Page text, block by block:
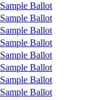
Sample Ballot
Sample Ballot
Sample Ballot
Sample Ballot
Sample Ballot
Sample Ballot
Sample Ballot
Sample Ballot